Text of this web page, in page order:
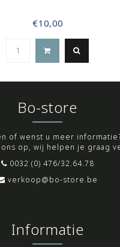
€10,00
Bo-store
of wenst u meer
op, wij helpen je graag
0032 (0) 476/32.64.78
verkoop@bo-store.be
Informatie